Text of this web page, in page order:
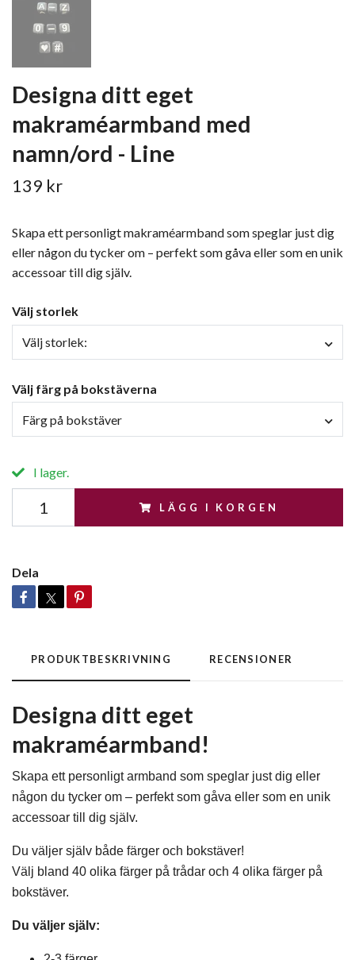
Designa ditt eget
makraméarmband med
namn/ord - Line
139 kr
Skapa ett personligt makraméarmband som speglar just dig
eller någon du tycker om – perfekt som gåva eller som en unik
accessoar till dig själv.
Välj storlek
Välj storlek:
Välj färg på bokstäverna
Färg på bokstäver
I lager.
LÄGG I KORGEN
Dela
PRODUKTBESKRIVNING RECENSIONER
Designa ditt eget
makraméarmband!
Skapa ett personligt armband som speglar just dig eller
någon du tycker om – perfekt som gåva eller som en unik
accessoar till dig själv.
Du väljer själv både färger och bokstäver!
Välj bland 40 olika färger på trådar och 4 olika färger på
bokstäver.
Du väljer själv: